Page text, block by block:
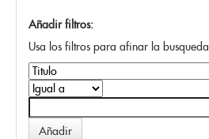
Añadir filtros:
Usa los filtros para afinar la busqueda.